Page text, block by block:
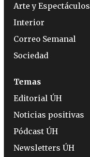
Arte y Espectáculos
Interior
Correo Semanal
Sociedad
Temas
Editorial ÚH
Noticias positivas
Pódcast ÚH
Newsletters ÚH